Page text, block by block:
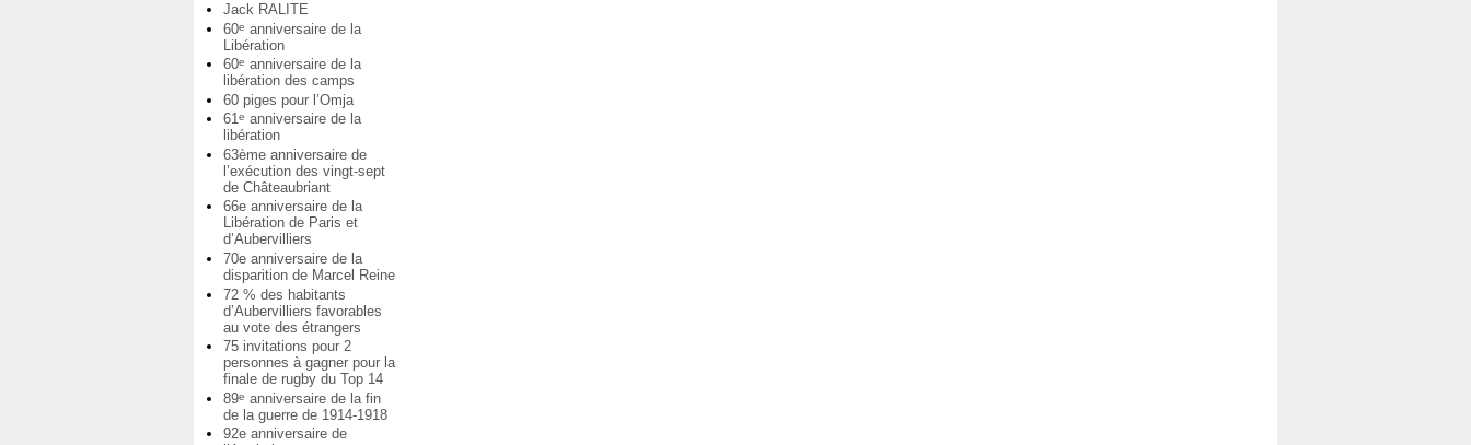
Jack RALITE
60e anniversaire de la
Libération
60e anniversaire de la
libération des camps
60 piges pour l’Omja
61e anniversaire de la
libération
63ème anniversaire de
l’exécution des vingt-sept
de Châteaubriant
66e anniversaire de la
Libération de Paris et
d’Aubervilliers
70e anniversaire de la
disparition de Marcel Reine
72 % des habitants
d’Aubervilliers favorables
au vote des étrangers
75 invitations pour 2
personnes à gagner pour la
finale de rugby du Top 14
89e anniversaire de la fin
de la guerre de 1914-1918
92e anniversaire de